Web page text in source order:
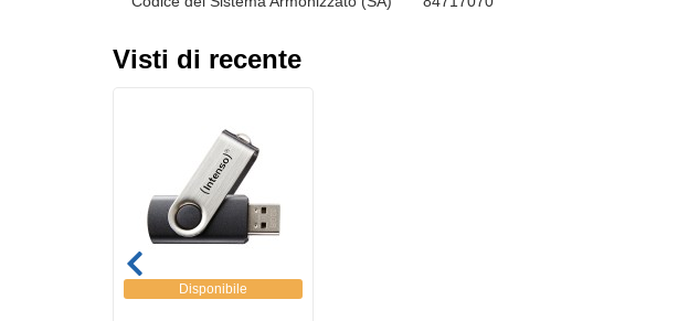
Visti di recente
Disponibile